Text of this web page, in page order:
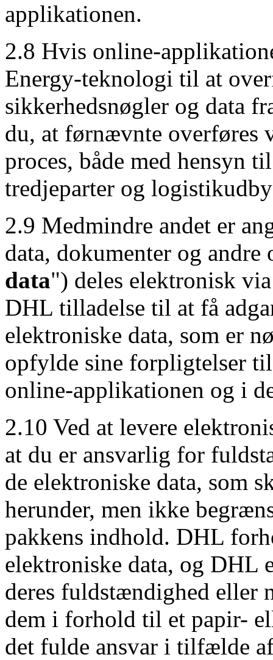
applikationen.
2.8 Hvis online-
Energy-teknologi til at
sikkerhedsnøgler og data
du, at førnævnte overføres
proces, både med hensyn
tredjeparter og
2.9 Medmindre andet er
data, dokumenter og
data") deles elektronisk
DHL tilladelse til at få
elektroniske data, som er
opfylde sine forpligtelser
online-applikationen og i
2.10 Ved at levere
at du er ansvarlig for
de elektroniske data, som
herunder, men ikke
pakkens indhold. DHL
elektroniske data, og
deres fuldstændighed eller
dem i forhold til et papir-
det fulde ansvar i tilfælde